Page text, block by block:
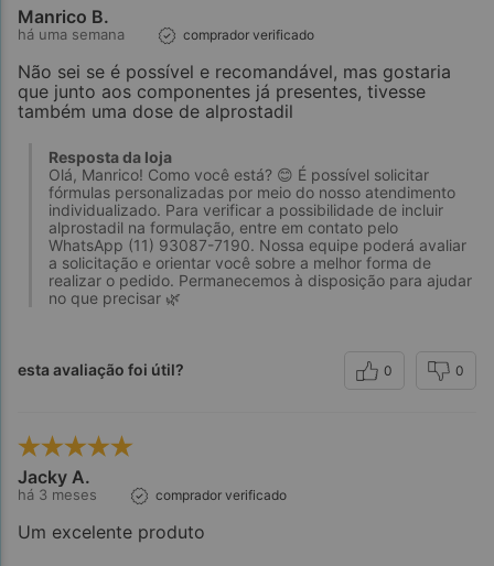
Manrico B.
há uma semana comprador verificado
Não sei se é possível e recomandável, mas gostaria
que junto aos componentes já presentes, tivesse
também uma dose de alprostadil
Resposta da loja
Olá, Manrico! Como você está? 😊 É possível solicitar
fórmulas personalizadas por meio do nosso atendimento
individualizado. Para verificar a possibilidade de incluir
alprostadil na formulação, entre em contato pelo
WhatsApp (11) 93087-7190. Nossa equipe poderá avaliar
a solicitação e orientar você sobre a melhor forma de
realizar o pedido. Permanecemos à disposição para ajudar
no que precisar 🌿
esta avaliação foi útil? 0 0
Jacky A.
há 3 meses comprador verificado
Um excelente produto